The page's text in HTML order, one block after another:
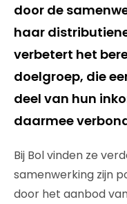
door de
haar
verbetert het
doelgroep, die
deel van hun
daarmee
Bij Bol vinden ze
samenwerking zijn
door het aanbod